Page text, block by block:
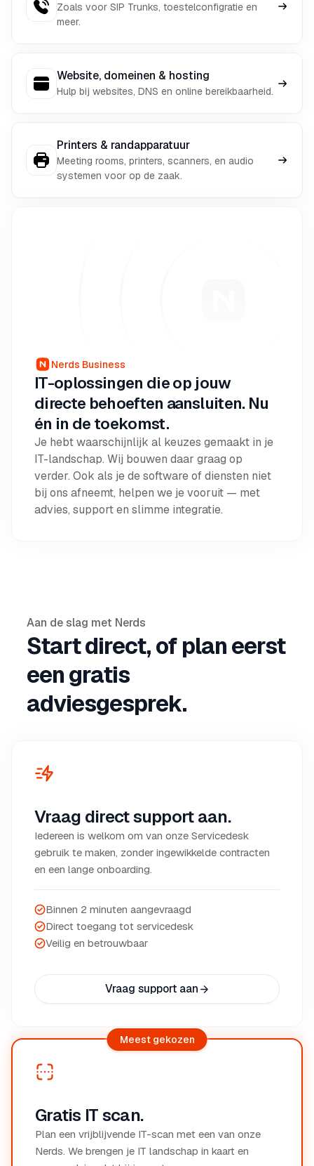
Zoals voor SIP Trunks, toestelconfigratie en
meer.
Website, domeinen & hosting
Hulp bij websites, DNS en online bereikbaarheid.
Printers & randapparatuur
Meeting rooms, printers, scanners, en audio
systemen voor op de zaak.
Nerds Business
IT-oplossingen die op jouw
directe behoeften aansluiten. Nu
én in de toekomst.
Je hebt waarschijnlijk al keuzes gemaakt in je
IT-landschap. Wij bouwen daar graag op
verder. Ook als je de software of diensten niet
bij ons afneemt, helpen we je vooruit — met
advies, support en slimme integratie.
Aan de slag met Nerds
Start direct, of plan eerst
een gratis
adviesgesprek.
Vraag direct support aan.
Iedereen is welkom om van onze Servicedesk
gebruik te maken, zonder ingewikkelde contracten
en een lange onboarding.
Binnen 2 minuten aangevraagd
Direct toegang tot servicedesk
Veilig en betrouwbaar
Vraag support aan
Gratis IT scan.
Plan een vrijblijvende IT-scan met een van onze
Nerds. We brengen je IT landschap in kaart en
Meest gekozen